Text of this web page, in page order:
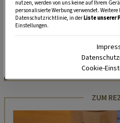
unserem kostenlosen
Tipps und Tricks für Garten,
Zimmerpflanzen.
HIER MEHR
ZUM
nutzen, werden von uns keine auf Ihrem
personalisierte Werbung verwendet.
Datenschutzrichtlinie, in derListe unserer
Einstellungen.
Cookie-